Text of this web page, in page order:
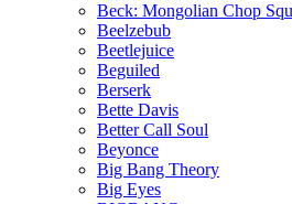
Beck: Mongolian Chop
Beelzebub
Beetlejuice
Beguiled
Berserk
Bette Davis
Better Call Soul
Beyonce
Big Bang Theory
Big Eyes